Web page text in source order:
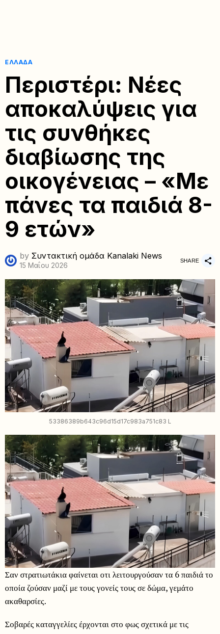
ΕΛΛΆΔΑ
Περιστέρι: Νέες
αποκαλύψεις για
τις συνθήκες
διαβίωσης της
οικογένειας – «Με
πάνες τα παιδιά 8-
9 ετών»
by Συντακτική ομάδα Kanalaki News
15 Μαΐου 2026
SHARE
53386389b643c96d15d17c983a751c83 L
Σαν στρατιωτάκια φαίνεται οτι λειτουργούσαν τα 6 παιδιά το
οποία ζούσαν μαζί με τους γονείς τους σε δώμα, γεμάτο
ακαθαρσίες.
Σοβαρές καταγγελίες έρχονται στο φως σχετικά με τις